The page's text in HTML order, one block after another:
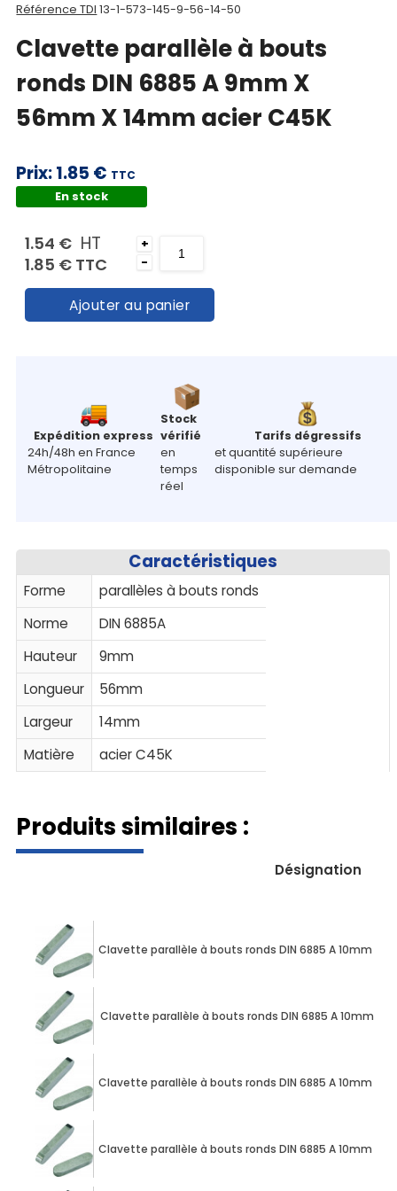
panier
Contact
Référence TDI 13-1-573-145-9-56-14-50
Clavette parallèle à bouts
ronds DIN 6885 A 9mm X
56mm X 14mm acier C45K
Prix:1.85 € TTC
En stock
1.54 € HT
1.85 € TTC
+
-
Ajouter au panier
Expédition express
24h/48h en France
Métropolitaine
Stock
vérifié
en
temps
réel
Tarifs dégressifs
et quantité supérieure
disponible sur demande
Caractéristiques
Forme
parallèles à bouts ronds
Norme
DIN 6885A
Hauteur
9mm
Longueur
56mm
Largeur
14mm
Matière
acier C45K
Produits similaires :
Désignation
Clavette parallèle à bouts ronds DIN 6885 A 10mm X
Clavette parallèle à bouts ronds DIN 6885 A 10mm X
Clavette parallèle à bouts ronds DIN 6885 A 10mm X
Clavette parallèle à bouts ronds DIN 6885 A 10mm X